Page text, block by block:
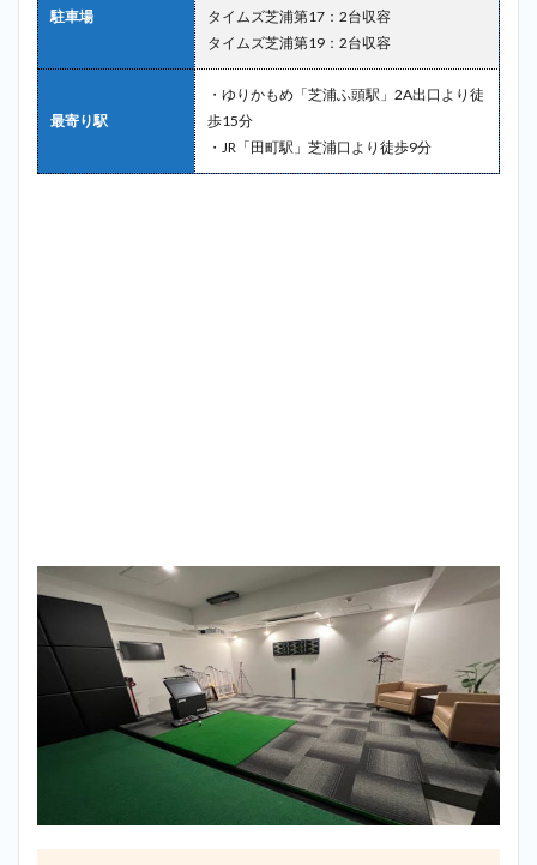
駐車場
タイムズ芝浦第17：2台収容
タイムズ芝浦第19：2台収容
最寄り駅
・ゆりかもめ「芝浦ふ頭駅」2A出口より徒
歩15分
・JR「田町駅」芝浦口より徒歩9分